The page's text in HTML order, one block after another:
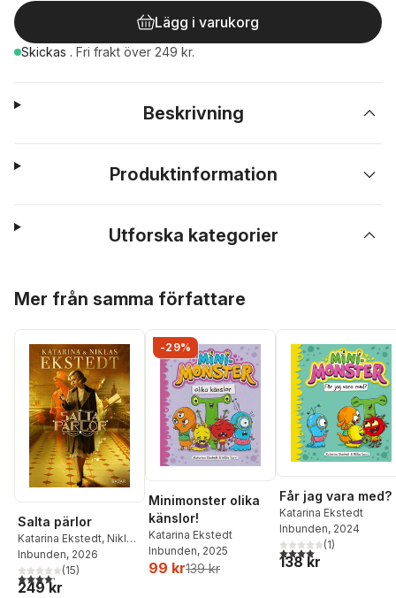
Lägg i varukorg
Skickas . Fri frakt över 249 kr.
Beskrivning
Produktinformation
Utforska kategorier
Mer från samma författare
Salta pärlor
Katarina Ekstedt, Niklas
Ekstedt
Inbunden, 2026
4,2utav 5 stjärnor. Totalt antal röster:
(15)
249 kr
-29%
Minimonster olika
känslor!
Katarina Ekstedt
Inbunden, 2025
99 kr139 kr
Får jag vara med?
Katarina Ekstedt
Inbunden, 2024
4,0utav 5 stjärnor.
(1)
138 kr